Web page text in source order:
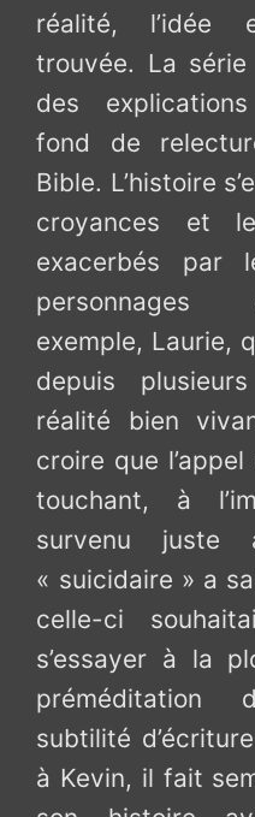
réalité, l’idée
trouvée. La
des
fond de
Bible. L’histoire
croyances et
exacerbés par
personnages
exemple, Laurie,
depuis
réalité bien
croire que
touchant, à
survenu juste
« suicidaire » a
celle-ci
s’essayer à la
préméditation
subtilité
à Kevin, il fait